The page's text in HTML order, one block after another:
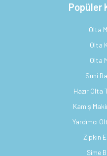
Popüler
Olta
Olta
Olta
Suni
Hazır Olta
Kamış
Yardımcı
Zıpkın
Şime